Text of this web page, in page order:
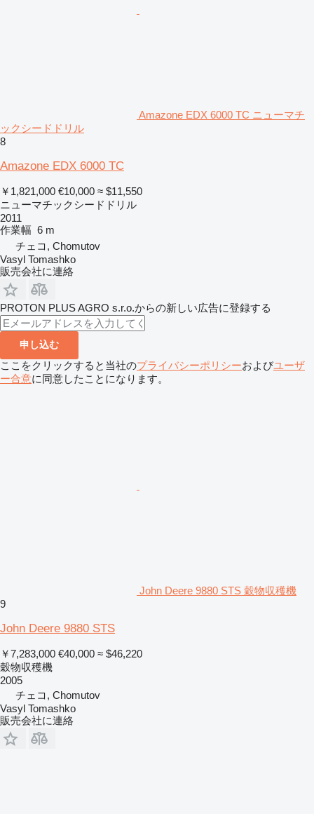
Amazone EDX 6000 TC ニューマチ
ックシードドリル
8
Amazone EDX 6000 TC
￥1,821,000 €10,000 ≈ $11,550
ニューマチックシードドリル
2011
作業幅 6 m
チェコ, Chomutov
Vasyl Tomashko
販売会社に連絡
PROTON PLUS AGRO s.r.o.からの新しい広告に登録する
申し込む
ここをクリックすると当社のプライバシーポリシーおよびユーザ
ー合意に同意したことになります。
John Deere 9880 STS 穀物収穫機
9
John Deere 9880 STS
￥7,283,000 €40,000 ≈ $46,220
穀物収穫機
2005
チェコ, Chomutov
Vasyl Tomashko
販売会社に連絡